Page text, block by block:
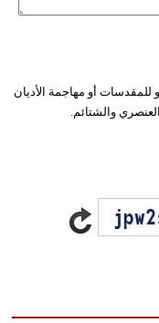
للمقدسات أو مهاجمة الأديان
والشتائم.